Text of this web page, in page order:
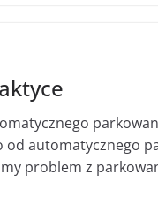
od automatycznego
problem z